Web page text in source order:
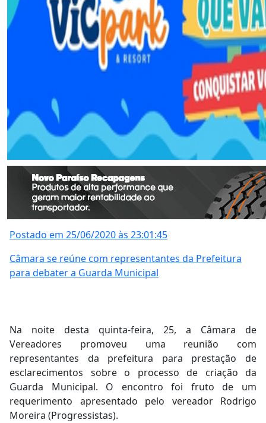
Postado em 25/06/2020 às 23:01:45
Câmara se reúne com representantes da Prefeitura
para debater a Guarda Municipal
Na noite desta quinta-feira, 25, a Câmara de
Vereadores promoveu uma reunião com
representantes da prefeitura para prestação de
esclarecimentos sobre o processo de criação da
Guarda Municipal. O encontro foi fruto de um
requerimento apresentado pelo vereador Rodrigo
Moreira (Progressistas).